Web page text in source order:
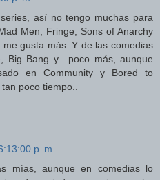
así no tengo muchas para
Men, Fringe, Sons of Anarchy
gusta más. Y de las comedias
Big Bang y ..poco más, aunque
en Community y Bored to
poco tiempo..
p. m.
mías, aunque en comedias lo